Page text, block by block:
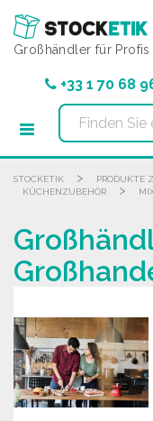
Großhändler für Profis
+33 1 70 68
STOCKETIK > PRODUKTE
KÜCHENZUBEHÖR >